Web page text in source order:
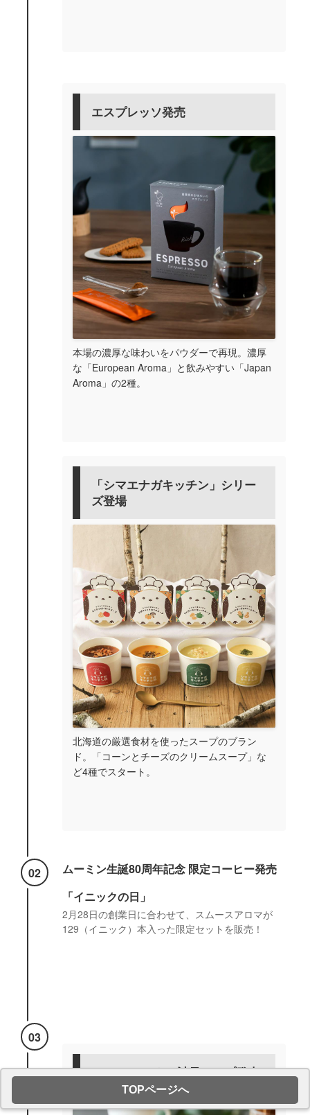
エスプレッソ発売
本場の濃厚な味わいをパウダーで再現。濃厚
な「European Aroma」と飲みやすい「Japan
Aroma」の2種。
「シマエナガキッチン」シリー
ズ登場
北海道の厳選食材を使ったスープのブラン
ド。「コーンとチーズのクリームスープ」な
ど4種でスタート。
02
ムーミン生誕80周年記念 限定コーヒー発売
「イニックの日」
2月28日の創業日に合わせて、スムースアロマが
129（イニック）本入った限定セットを販売！
03
INIC オリジナル計量カップ発売
TOPページへ